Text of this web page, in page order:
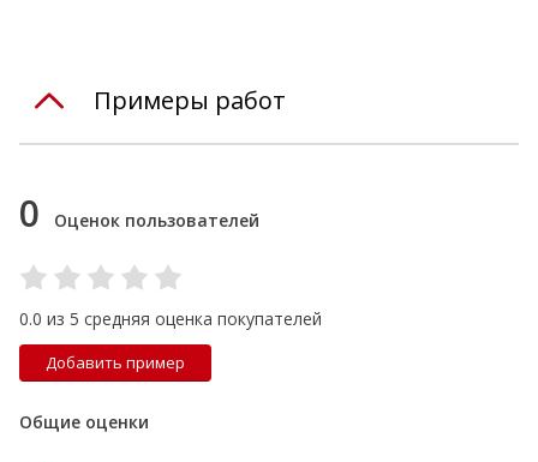
Примеры работ
0 Оценок пользователей
0.0 из 5 средняя оценка покупателей
Добавить пример
Общие оценки